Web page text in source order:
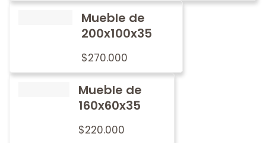
Mueble de
200x100x35
$270.000
Mueble de
160x60x35
$220.000